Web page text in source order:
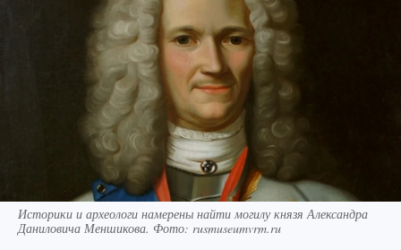
Историки и археологи намерены найти могилу князя Александра
Даниловича Меншикова. Фото: rusmuseumvrm.ru